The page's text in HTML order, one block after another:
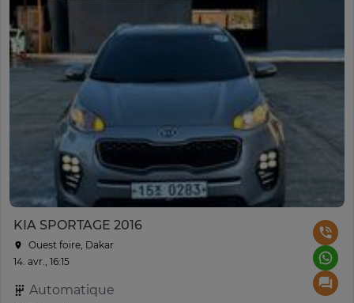
KIA SPORTAGE 2016
Ouest foire, Dakar
14. avr., 16:15
Automatique